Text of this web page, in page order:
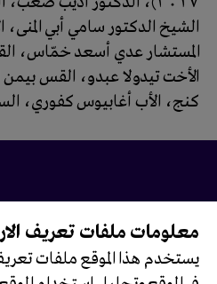
الشيخ الدكتور سامي أبي
المستشار عدي أسعد خمّاس،
الأخت تيدولا عبدو، القس
كنج، الأب أغابيوس كفوري،
تابعونا على
معلومات ملفات تعريف
يستخدم هذا الموقع ملفات